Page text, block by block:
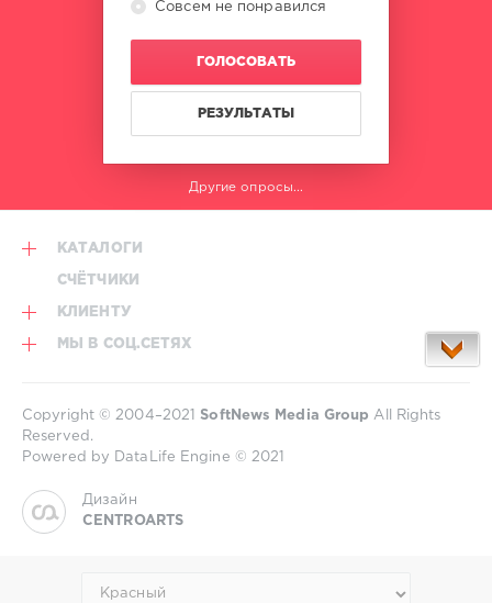
Совсем не понравился
ГОЛОСОВАТЬ
РЕЗУЛЬТАТЫ
Другие опросы...
КАТАЛОГИ
СЧЁТЧИКИ
КЛИЕНТУ
МЫ В СОЦ.СЕТЯХ
Copyright © 2004–2021SoftNews Media Group All Rights
Reserved.
Powered by DataLife Engine © 2021
Дизайн
CENTROARTS